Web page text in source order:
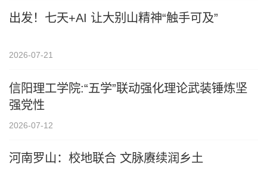
出发！七天+AI 让大别山精神“触手可及”
2026-07-21
信阳理工学院:“五学”联动强化理论武装锤炼坚
强党性
2026-07-12
河南罗山：校地联合 文脉赓续润乡土